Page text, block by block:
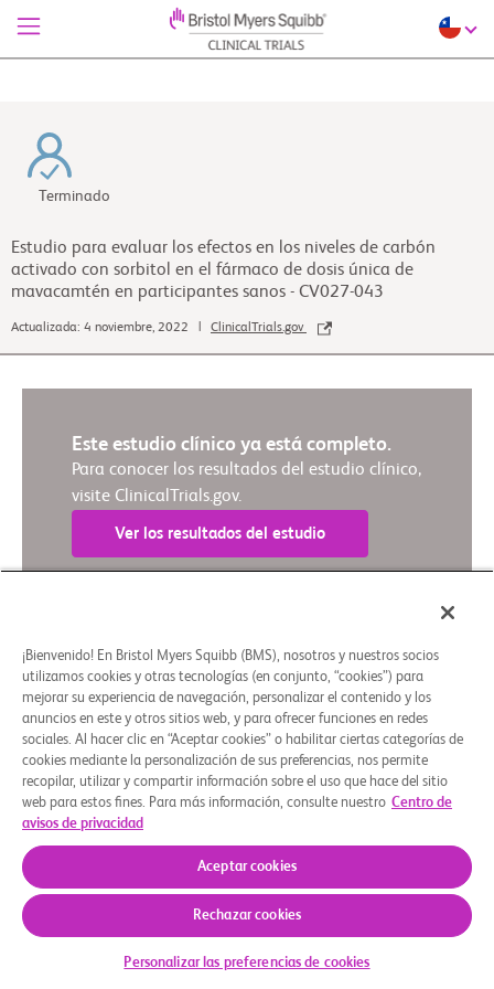
Terminado
Estudio para evaluar los efectos en los niveles de carbón
activado con sorbitol en el fármaco de dosis única de
mavacamtén en participantes sanos - CV027-043
Actualizada: 4 noviembre, 2022 | ClinicalTrials.gov
Este estudio clínico ya está completo.
Para conocer los resultados del estudio clínico,
visite ClinicalTrials.gov.
Ver los resultados del estudio
Resumen en lenguaje sencillo
Aviso legal Política de privacidad Preferencias de cookies
© 2026 Bristol-Myers Squibb Company
¡Bienvenido! En Bristol Myers Squibb (BMS), nosotros y nuestros socios
utilizamos cookies y otras tecnologías (en conjunto, “cookies”) para
mejorar su experiencia de navegación, personalizar el contenido y los
anuncios en este y otros sitios web, y para ofrecer funciones en redes
sociales. Al hacer clic en “Aceptar cookies” o habilitar ciertas categorías de
cookies mediante la personalización de sus preferencias, nos permite
recopilar, utilizar y compartir información sobre el uso que hace del sitio
web para estos fines. Para más información, consulte nuestro Centro de
avisos de privacidad
Aceptar cookies
Rechazar cookies
Personalizar las preferencias de cookies